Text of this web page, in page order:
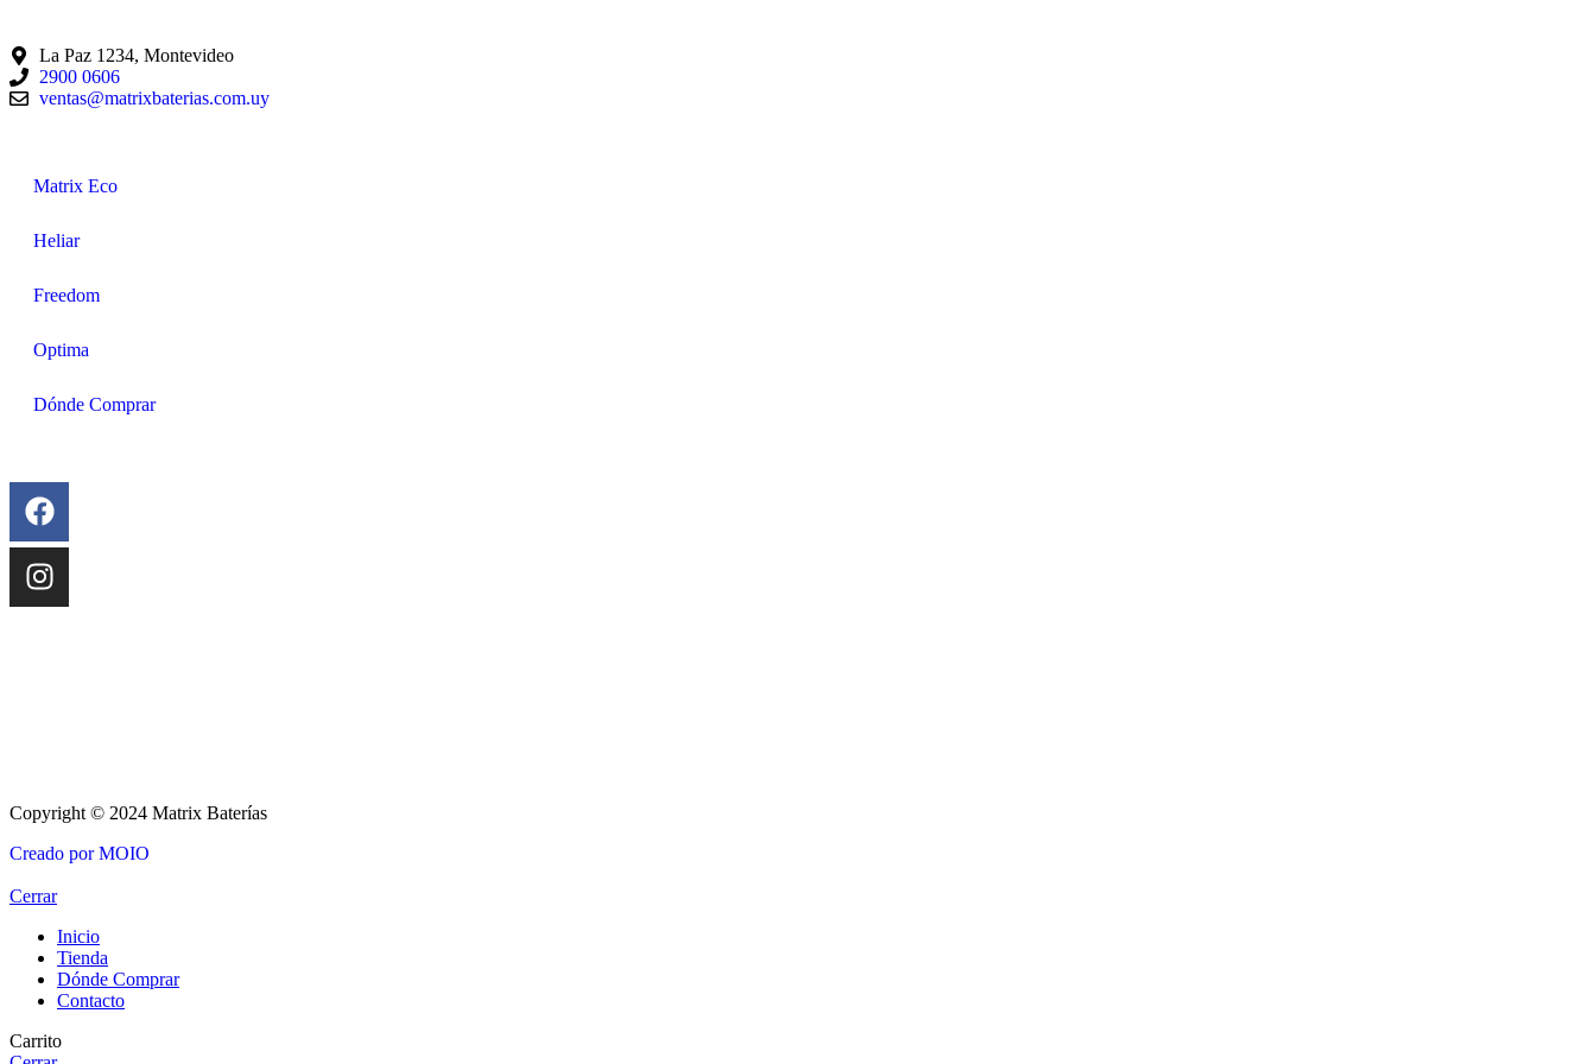
La Paz 1234, Montevideo
2900 0606
ventas@matrixbaterias.com.uy
Matrix Eco
Heliar
Freedom
Optima
Dónde Comprar
Copyright © 2024 Matrix Baterías
Creado por MOIO
Cerrar
Inicio
Tienda
Dónde Comprar
Contacto
Carrito